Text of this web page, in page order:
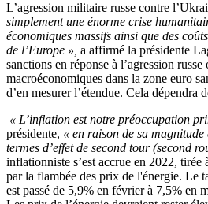
L’agression militaire russe contre
simplement une énorme crise
économiques massifs ainsi que des
de l’Europe », a affirmé la présidente
sanctions en réponse à l’agression russe
macroéconomiques dans la zone euro
d’en mesurer l’étendue. Cela dépendra
« L’inflation est notre préoccupation
présidente, « en raison de sa
termes d’effet de second tour (second
inflationniste s’est accrue en 2022, tirée
par la flambée des prix de l'énergie. Le
est passé de 5,9% en février à 7,5% en